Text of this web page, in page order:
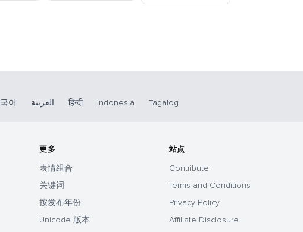
어 العربية हिन्दी Indonesia Tagalog
更多
表情组合
关键词
按发布年份
Unicode 版本
站点
Contribute
Terms and Conditions
Privacy Policy
Affiliate Disclosure